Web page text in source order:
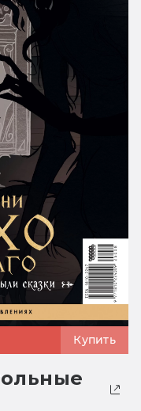
Купить